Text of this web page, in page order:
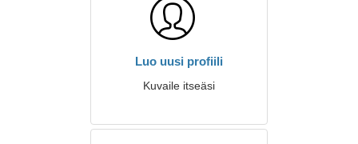
Luo uusi profiili
Kuvaile itseäsi